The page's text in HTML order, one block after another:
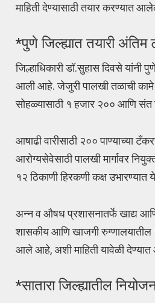
माहिती देण्यासाठी तयार करण्यात
*पुणे जिल्ह्यात तयारी अंतिम
जिल्हाधिकारी डॉ.सुहास दिवसे यांनी
आली आहे. जेजुरी पालखी तळाची कामे
सोहळ्यासाठी १ हजार २०० आणि संत
आषाढी वारीसाठी २०० पाण्याच्या
आरोग्यसेवेसाठी पालखी मार्गावर
१२ ठिकाणी हिरकणी कक्ष उभारण्यात
अन्न व औषध प्रशासनातर्फे खाद्य आणि
शासकीय आणि खाजगी रुग्णालयातील
आले आहे, अशी माहिती यावेळी
*सातारा जिल्ह्यातील